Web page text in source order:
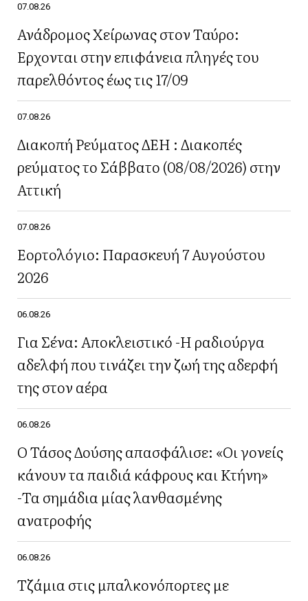
07.08.26
Ανάδρομος Χείρωνας στον Ταύρο:
Έρχονται στην επιφάνεια πληγές του
παρελθόντος έως τις 17/09
07.08.26
Διακοπή Ρεύματος ΔΕΗ : Διακοπές
ρεύματος το Σάββατο (08/08/2026) στην
Αττική
07.08.26
Εορτολόγιο: Παρασκευή 7 Αυγούστου
2026
06.08.26
Για Σένα: Αποκλειστικό -Η ραδιούργα
αδελφή που τινάζει την ζωή της αδερφή
της στον αέρα
06.08.26
Ο Τάσος Δούσης απασφάλισε: «Οι γονείς
κάνουν τα παιδιά κάφρους και Κτήνη»
-Τα σημάδια μίας λανθασμένης
ανατροφής
06.08.26
Τζάμια στις μπαλκονόπορτες με